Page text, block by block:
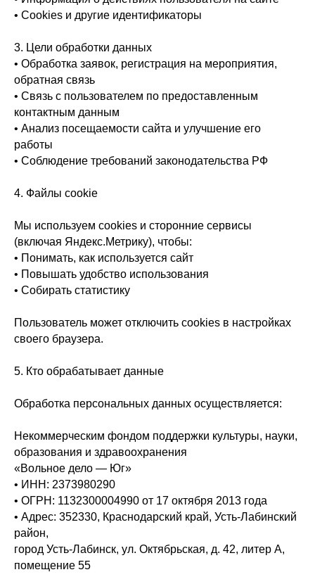
• Cookies и другие идентификаторы
3. Цели обработки данных
• Обработка заявок, регистрация на мероприятия,
обратная связь
• Связь с пользователем по предоставленным
контактным данным
• Анализ посещаемости сайта и улучшение его
работы
• Соблюдение требований законодательства РФ
4. Файлы cookie
Мы используем cookies и сторонние сервисы
(включая Яндекс.Метрику), чтобы:
• Понимать, как используется сайт
• Повышать удобство использования
• Собирать статистику
Пользователь может отключить cookies в настройках
своего браузера.
5. Кто обрабатывает данные
Обработка персональных данных осуществляется:
Некоммерческим фондом поддержки культуры, науки,
образования и здравоохранения
«Вольное дело — Юг»
• ИНН: 2373980290
• ОГРН: 1132300004990 от 17 октября 2013 года
• Адрес: 352330, Краснодарский край, Усть-Лабинский
район,
город Усть-Лабинск, ул. Октябрьская, д. 42, литер А,
помещение 55